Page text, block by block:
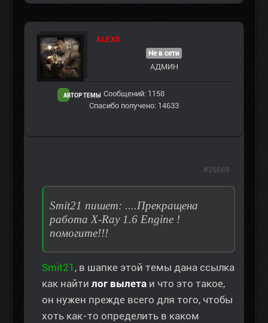
ALEXS
АВТОР ТЕМЫ
Не в сети
АДМИН
Сообщений: 1158
Спасибо получено: 14633
Smit21 пишет: ....Прекращена
работа X-Ray 1.6 Engine !
помогите!!!
Smit21 , в шапке этой темы дана ссылка
как найти лог вылета и что это такое,
он нужен прежде всего для того, чтобы
хоть как-то определить в каком
#25669